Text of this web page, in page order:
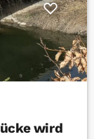
wird